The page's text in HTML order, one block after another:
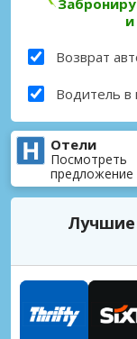
Возврат
Водитель в
Отели
Посмотреть
предложение